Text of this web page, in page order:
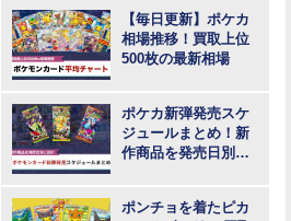
【毎日更新】ポケカ
相場推移！買取上位
500枚の最新相場
ポケカ新弾発売スケ
ジュールまとめ！新
作商品を発売日別に
ポンチョを着たピカ